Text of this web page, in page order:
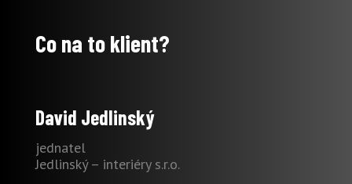
Co na to klient?
David Jedlinský
jednatel
Jedlinský – interiéry s.r.o.